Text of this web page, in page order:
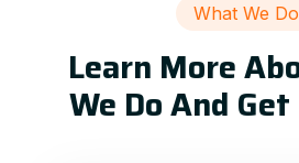
What We Do
Learn More
We Do And